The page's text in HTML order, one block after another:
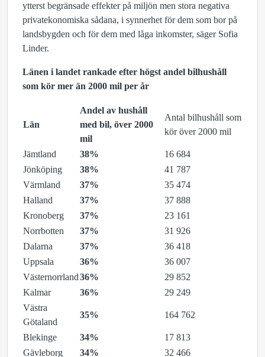
ytterst begränsade effekter på miljön men stora negativa
privatekonomiska sådana, i synnerhet för dem som bor på
landsbygden och för dem med låga inkomster, säger Sofia
Linder.
Länen i landet rankade efter högst andel bilhushåll
som kör mer än 2000 mil per år
Län
Andel av hushåll
med bil, över 2000
mil
Antal bilhushåll som
kör över 2000 mil
Jämtland 38%
16 684
Jönköping
38%
41 787
Värmland
37%
35 474
Halland
37%
37 888
Kronoberg
37%
23 161
Norrbotten
37%
31 926
Dalarna
37%
36 418
Uppsala
36%
36 007
Västernorrland36%
29 852
Kalmar
36%
29 249
Västra
Götaland
35% 164 762
Blekinge 34%
17 813
Gävleborg
34%
32 466